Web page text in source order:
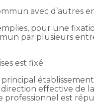
avec d’autres
pour une
par plusieurs
est fixé :
effective de
est